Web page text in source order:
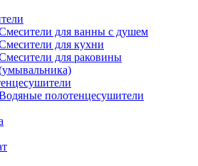
для ванны с душем
для кухни
для раковины
полотенцесушители